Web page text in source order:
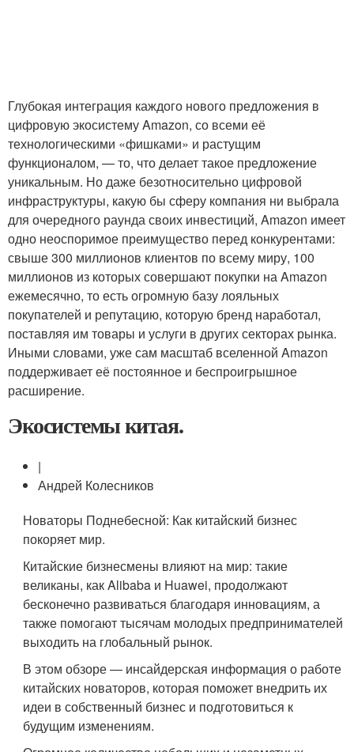
Глубокая интеграция каждого нового предложения в
цифровую экосистему Amazon, со всеми её
технологическими «фишками» и растущим
функционалом, — то, что делает такое предложение
уникальным. Но даже безотносительно цифровой
инфраструктуры, какую бы сферу компания ни выбрала
для очередного раунда своих инвестиций, Amazon имеет
одно неоспоримое преимущество перед конкурентами:
свыше 300 миллионов клиентов по всему миру, 100
миллионов из которых совершают покупки на Amazon
ежемесячно, то есть огромную базу лояльных
покупателей и репутацию, которую бренд наработал,
поставляя им товары и услуги в других секторах рынка.
Иными словами, уже сам масштаб вселенной Amazon
поддерживает её постоянное и беспроигрышное
расширение.
Экосистемы китая.
|
Андрей Колесников
Новаторы Поднебесной: Как китайский бизнес
покоряет мир.
Китайские бизнесмены влияют на мир: такие
великаны, как Alibaba и Huawei, продолжают
бесконечно развиваться благодаря инновациям, а
также помогают тысячам молодых предпринимателей
выходить на глобальный рынок.
В этом обзоре — инсайдерская информация о работе
китайских новаторов, которая поможет внедрить их
идеи в собственный бизнес и подготовиться к
будущим изменениям.